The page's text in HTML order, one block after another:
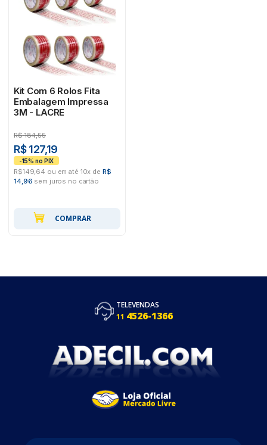
Kit Com 6 Rolos Fita
Embalagem Impressa
3M - LACRE
R$ 184,55
R$ 127,19
R$149,64 ou em até 10x de R$
14,96 sem juros no cartão
COMPRAR
TELEVENDAS
11 4526-1366